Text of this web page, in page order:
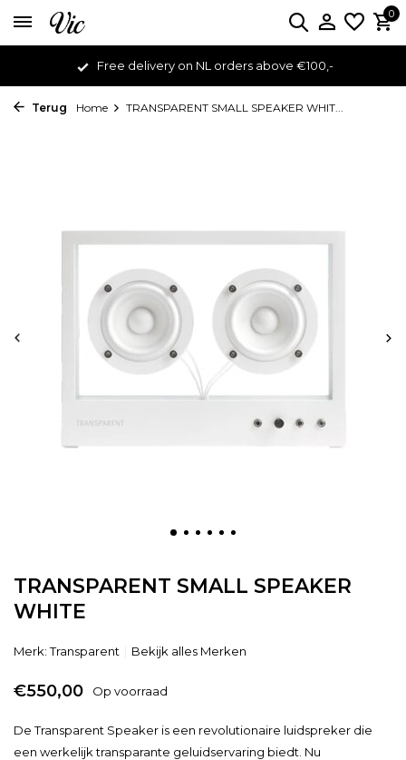
0
Free delivery on NL orders above €100,-
Terug Home TRANSPARENT SMALL SPEAKER WHIT...
TRANSPARENT SMALL SPEAKER
WHITE
Merk:Transparent Bekijk alles Merken
€550,00 Op voorraad
De Transparent Speaker is een revolutionaire luidspreker die
een werkelijk transparante geluidservaring biedt. Nu